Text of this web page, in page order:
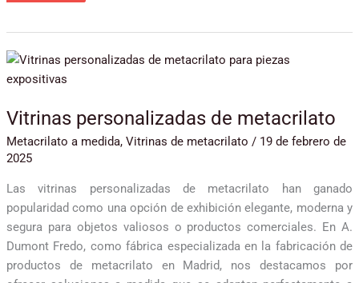
Vitrinas personalizadas de metacrilato
Metacrilato a medida, Vitrinas de metacrilato / 19 de febrero de
2025
Las vitrinas personalizadas de metacrilato han ganado
popularidad como una opción de exhibición elegante, moderna y
segura para objetos valiosos o productos comerciales. En A.
Dumont Fredo, como fábrica especializada en la fabricación de
productos de metacrilato en Madrid, nos destacamos por
Vitrinas
personalizadas
metacrilato